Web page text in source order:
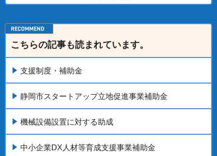
こちらの記事も読まれています。
支援制度・補助金
静岡市スタートアップ立地促進事業補助金
機械設備設置に対する助成
中小企業DX人材等育成支援事業補助金